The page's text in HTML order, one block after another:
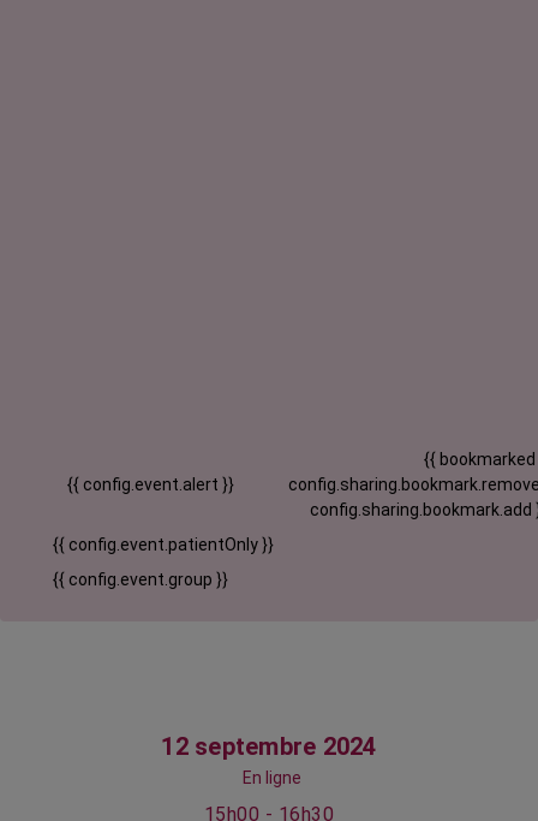
{{ config.event.alert }}
{{ bookmarked
config.sharing.bookmark.add
{{ config.event.patientOnly }}
{{ config.event.group }}
12 septembre 2024
En ligne
15h00 - 16h30